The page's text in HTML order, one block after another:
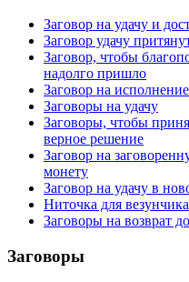
Заговор на удачу и
Заговор удачу
Заговор, чтобы
надолго пришло
Заговор на
Заговоры на удачу
Заговоры, чтобы
верное решение
Заговор на
монету
Заговор на удачу в
Ниточка для везунчика
Заговоры на возврат
Заговоры